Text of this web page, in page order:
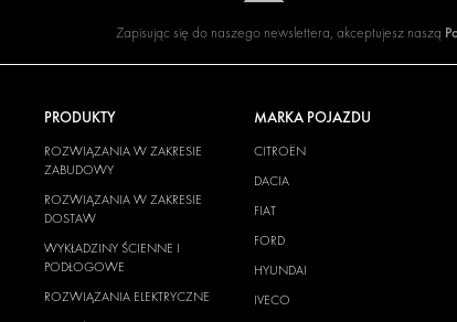
Zapisując się do naszego newslettera, akceptujesz naszą
PRODUKTY
ROZWIĄZANIA W ZAKRESIE
ZABUDOWY
ROZWIĄZANIA W ZAKRESIE
DOSTAW
WYKŁADZINY ŚCIENNE I
PODŁOGOWE
ROZWIĄZANIA ELEKTRYCZNE
MARKA POJAZDU
CITROËN
DACIA
FIAT
FORD
HYUNDAI
IVECO